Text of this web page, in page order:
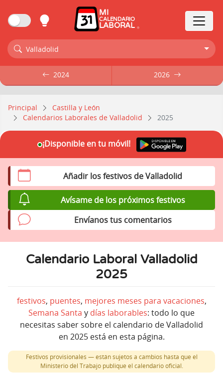
MI
CALENDARIO
LABORAL
Valladolid
Principal
Castilla y León
Calendarios Laborales de Valladolid
2025
Calendario Laboral Valladolid
2025
festivos, puentes, mejores meses para vacaciones,
Semana Santa y días laborables: todo lo que
necesitas saber sobre el calendario de Valladolid
en 2025 está en esta página.
Festivos provisionales — están sujetos a cambios hasta que el
Ministerio del Trabajo publique el calendario oficial.
2024 2026
2024 2026
Añadir los festivos de Valladolid
Avísame de los próximos festivos
Envíanos tus comentarios
¡Disponible en tu móvil!